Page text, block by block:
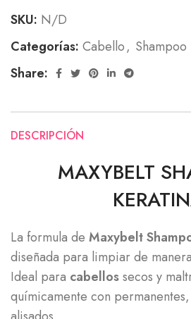
SKU: N/D
Categorías: Cabello, Shampoo
Share:
DESCRIPCIÓN
MAXYBELT
La formula de Maxybelt
diseñada para limpiar de
Ideal para cabellossecos y
químicamente con